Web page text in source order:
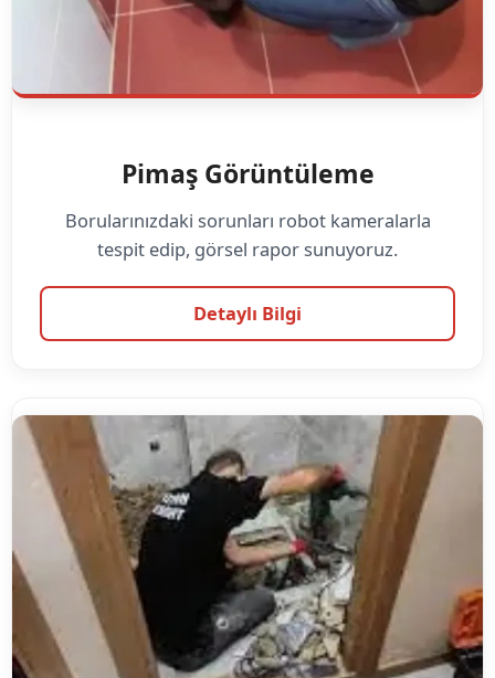
Pimaş Görüntüleme
Borularınızdaki sorunları robot kameralarla
tespit edip, görsel rapor sunuyoruz.
Detaylı Bilgi